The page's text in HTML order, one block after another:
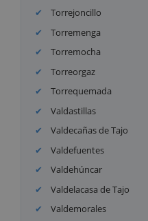
Torrejoncillo
Torremenga
Torremocha
Torreorgaz
Torrequemada
Valdastillas
Valdecañas de Tajo
Valdefuentes
Valdehúncar
Valdelacasa de Tajo
Valdemorales